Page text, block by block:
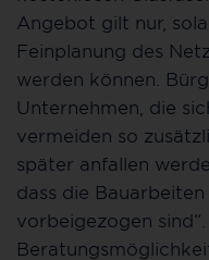
Angebot gilt nur,
Feinplanung des
werden können.
Unternehmen, die
vermeiden so
später anfallen
dass die
vorbeigezogen sind“.